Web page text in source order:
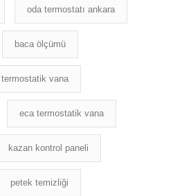
oda termostatı ankara
baca ölçümü
termostatik vana
eca termostatik vana
kazan kontrol paneli
petek temizliği